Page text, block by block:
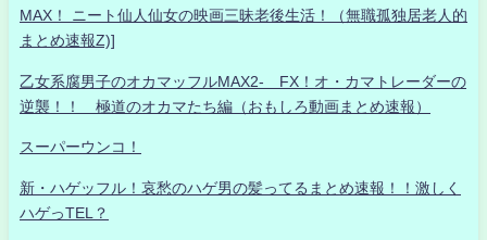
MAX！ ニート仙人仙女の映画三昧老後生活！（無職孤独居老人的
まとめ速報Z)]
乙女系腐男子のオカマッフルMAX2- FX！オ・カマトレーダーの
逆襲！！ 極道のオカマたち編（おもしろ動画まとめ速報）
スーパーウンコ！
新・ハゲッフル！哀愁のハゲ男の髪ってるまとめ速報！！激しく
ハゲっTEL？